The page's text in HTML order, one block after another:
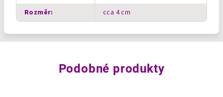
Rozměr: cca 4 cm
Podobné produkty